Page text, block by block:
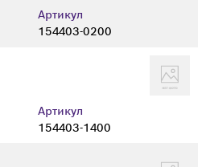
Артикул
154403-0200
Артикул
154403-1400